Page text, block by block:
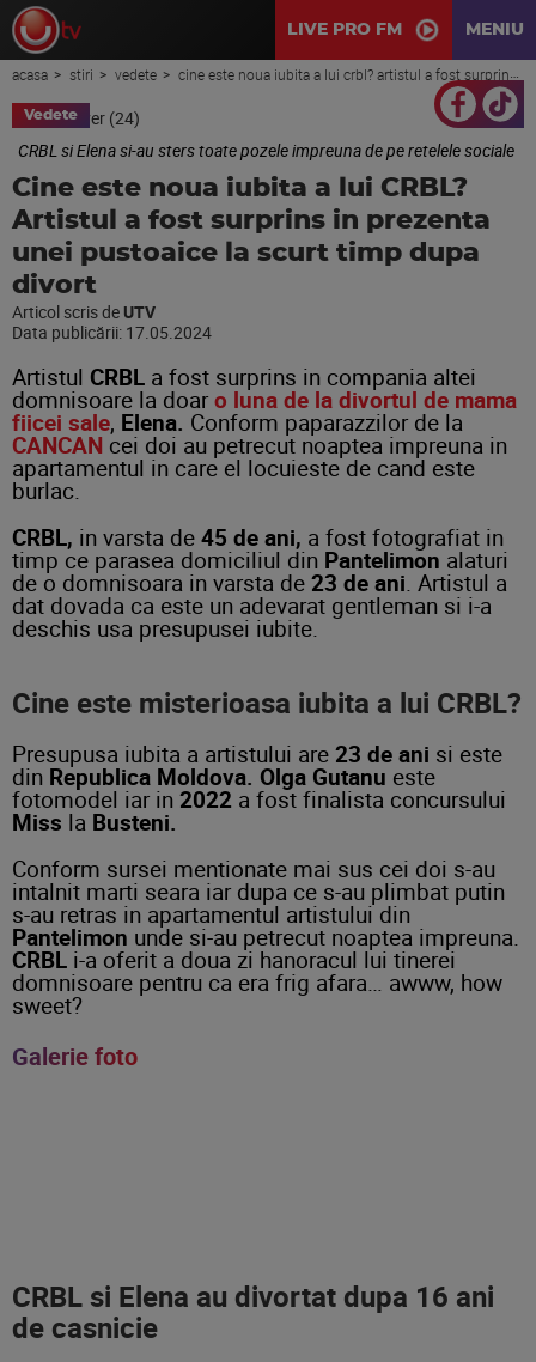
LIVE PRO FM MENIU
acasa stiri vedete cine este noua iubita a lui crbl? artistul a fost surprins in prezenta unei pustoaice la scurt timp dupa divort
Vedete
CRBL si Elena si-au sters toate pozele impreuna de pe retelele sociale
Cine este noua iubita a lui CRBL?
Artistul a fost surprins in prezenta
unei pustoaice la scurt timp dupa
divort
Articol scris de UTV
Data publicării: 17.05.2024
Artistul CRBL a fost surprins in compania altei
domnisoare la doar o luna de la divortul de mama
fiicei sale, Elena. Conform paparazzilor de la
CANCAN cei doi au petrecut noaptea impreuna in
apartamentul in care el locuieste de cand este
burlac.
CRBL, in varsta de 45 de ani, a fost fotografiat in
timp ce parasea domiciliul din Pantelimon alaturi
de o domnisoara in varsta de 23 de ani. Artistul a
dat dovada ca este un adevarat gentleman si i-a
deschis usa presupusei iubite.
Cine este misterioasa iubita a lui CRBL?
Presupusa iubita a artistului are 23 de ani si este
din Republica Moldova. Olga Gutanu este
fotomodel iar in 2022 a fost finalista concursului
Miss la Busteni.
Conform sursei mentionate mai sus cei doi s-au
intalnit marti seara iar dupa ce s-au plimbat putin
s-au retras in apartamentul artistului din
Pantelimon unde si-au petrecut noaptea impreuna.
CRBL i-a oferit a doua zi hanoracul lui tinerei
domnisoare pentru ca era frig afara… awww, how
sweet?
Galerie foto
CRBL si Elena au divortat dupa 16 ani
de casnicie